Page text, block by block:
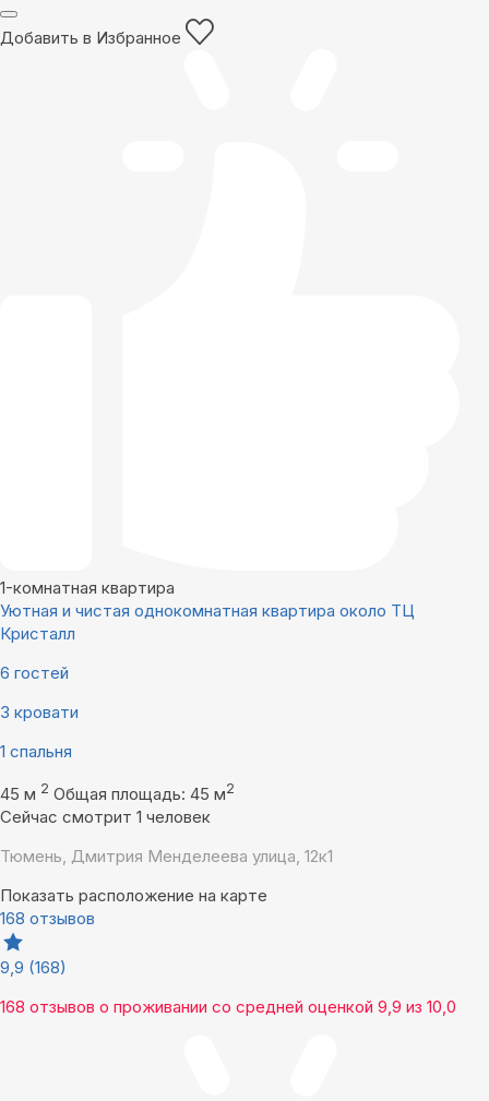
Добавить в Избранное
1-комнатная квартира
Уютная и чистая однокомнатная квартира около ТЦ
Кристалл
6 гостей
3 кровати
1 спальня
45 м 2 Общая площадь: 45 м2
Сейчас смотрит 1 человек
Тюмень, Дмитрия Менделеева улица, 12к1
Показать расположение на карте
168 отзывов
9,9 (168)
168 отзывов о проживании со средней оценкой 9,9 из 10,0